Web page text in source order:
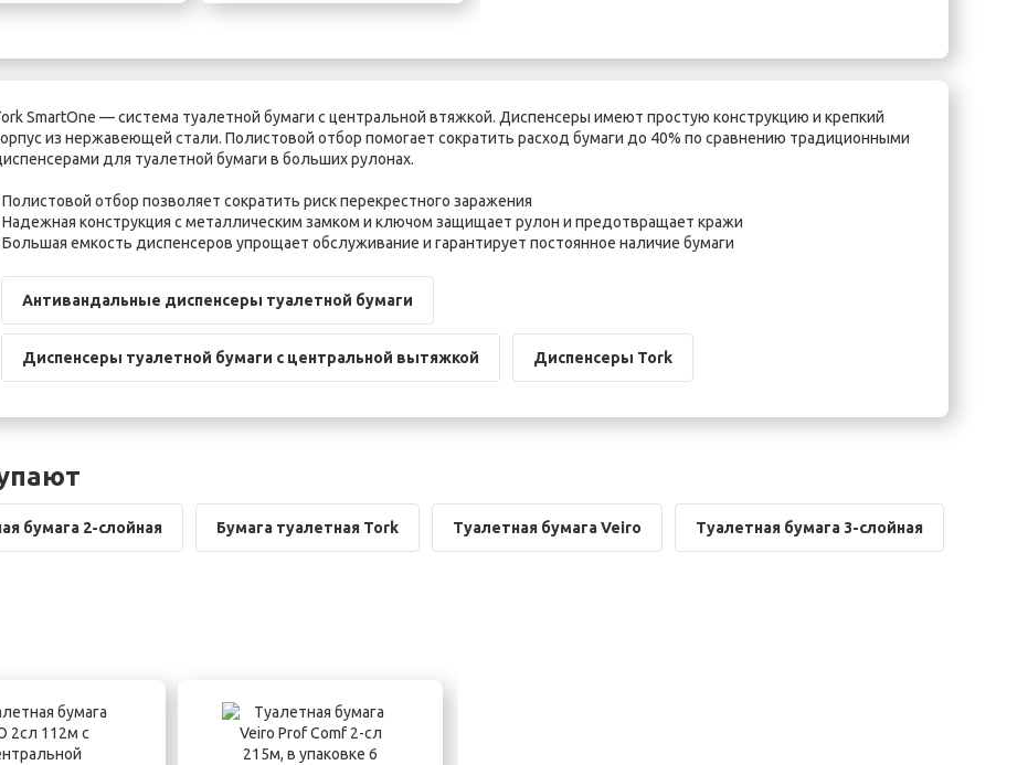
SmartOne — система туалетной бумаги с центральной втяжкой. Диспенсеры имеют простую конструкцию и крепкий
из нержавеющей стали. Полистовой отбор помогает сократить расход бумаги до 40% по сравнению традиционными
для туалетной бумаги в больших рулонах.
Полистовой отбор позволяет сократить риск перекрестного заражения
Надежная конструкция с металлическим замком и ключом защищает рулон и предотвращает кражи
Большая емкость диспенсеров упрощает обслуживание и гарантирует постоянное наличие бумаги
Антивандальные диспенсеры туалетной бумаги
Диспенсеры туалетной бумаги с центральной вытяжкой Диспенсеры Tork
бумага 2-слойная Бумага туалетная Tork Туалетная бумага Veiro Туалетная бумага 3-слойная